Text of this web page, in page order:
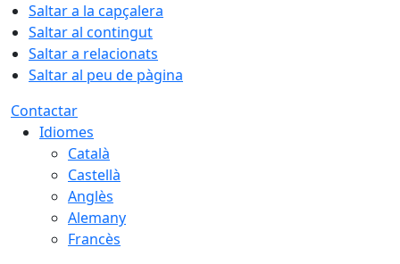
Saltar a la capçalera
Saltar al contingut
Saltar a relacionats
Saltar al peu de pàgina
Contactar
Idiomes
Català
Castellà
Anglès
Alemany
Francès